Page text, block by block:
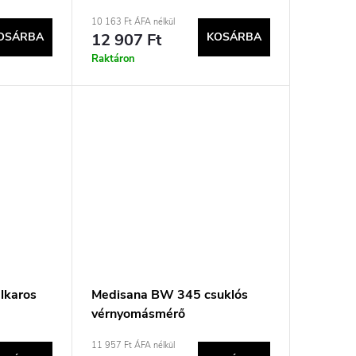
10 163 Ft ÁFA nélkül
12 907 Ft
Raktáron
KOSÁRBA
Medisana BW 345 csuklós
vérnyomásmérő
11 957 Ft ÁFA nélkül